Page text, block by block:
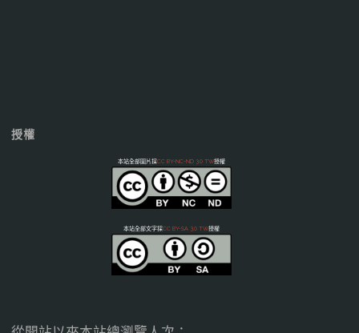
授權
本站全部圖片採CC BY-NC-ND 3.0 TW授權
本站全部文字採CC BY-SA 3.0 TW授權